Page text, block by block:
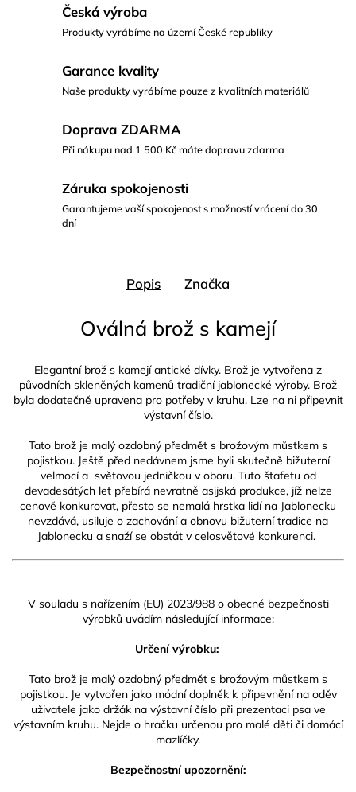
Česká výroba
Produkty vyrábíme na území České republiky
Garance kvality
Naše produkty vyrábíme pouze z kvalitních materiálů
Doprava ZDARMA
Při nákupu nad 1 500 Kč máte dopravu zdarma
Záruka spokojenosti
Garantujeme vaší spokojenost s možností vrácení do 30
dní
Popis Značka
Oválná brož s kamejí
Elegantní brož s kamejí antické dívky. Brož je vytvořena z
původních skleněných kamenů tradiční jablonecké výroby. Brož
byla dodatečně upravena pro potřeby v kruhu. Lze na ni připevnit
výstavní číslo.
Tato brož je malý ozdobný předmět s brožovým můstkem s
pojistkou. Ještě před nedávnem jsme byli skutečně bižuterní
velmocí a světovou jedničkou v oboru. Tuto štafetu od
devadesátých let přebírá nevratně asijská produkce, jíž nelze
cenově konkurovat, přesto se nemalá hrstka lidí na Jablonecku
nevzdává, usiluje o zachování a obnovu bižuterní tradice na
Jablonecku a snaží se obstát v celosvětové konkurenci.
V souladu s nařízením (EU) 2023/988 o obecné bezpečnosti
výrobků uvádím následující informace:
Určení výrobku:
Tato brož je malý ozdobný předmět s brožovým můstkem s
pojistkou. Je vytvořen jako módní doplněk k připevnění na oděv
uživatele jako držák na výstavní číslo při prezentaci psa ve
výstavním kruhu. Nejde o hračku určenou pro malé děti či domácí
mazlíčky.
Bezpečnostní upozornění: